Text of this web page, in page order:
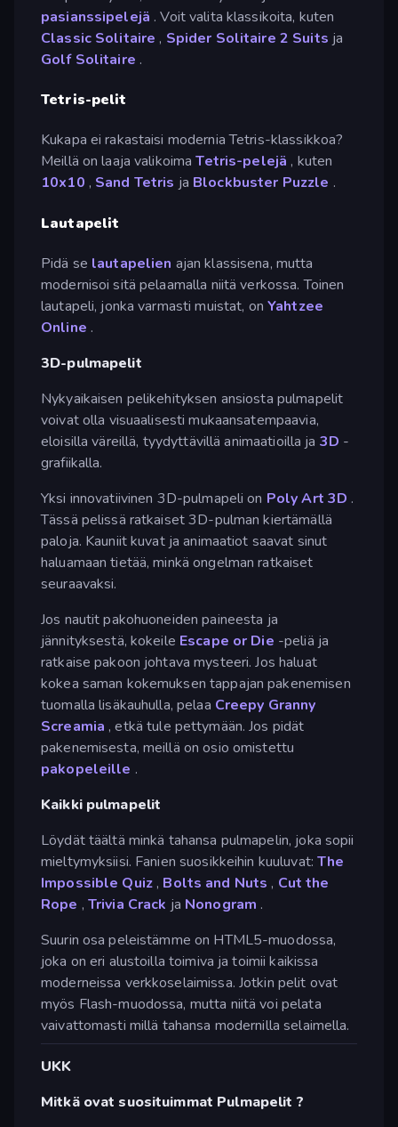
pasianssipelejä . Voit valita klassikoita, kuten
Classic Solitaire , Spider Solitaire 2 Suits ja
Golf Solitaire .
Tetris-pelit
Kukapa ei rakastaisi modernia Tetris-klassikkoa?
Meillä on laaja valikoimaTetris-pelejä , kuten
10x10 , Sand Tetris ja Blockbuster Puzzle .
Lautapelit
Pidä se lautapelien ajan klassisena, mutta
modernisoi sitä pelaamalla niitä verkossa. Toinen
lautapeli, jonka varmasti muistat, on Yahtzee
Online .
3D-pulmapelit
Nykyaikaisen pelikehityksen ansiosta pulmapelit
voivat olla visuaalisesti mukaansatempaavia,
eloisilla väreillä, tyydyttävillä animaatioilla ja 3D -
grafiikalla.
Yksi innovatiivinen 3D-pulmapeli on Poly Art 3D .
Tässä pelissä ratkaiset 3D-pulman kiertämällä
paloja. Kauniit kuvat ja animaatiot saavat sinut
haluamaan tietää, minkä ongelman ratkaiset
seuraavaksi.
Jos nautit pakohuoneiden paineesta ja
jännityksestä, kokeile Escape or Die -peliä ja
ratkaise pakoon johtava mysteeri. Jos haluat
kokea saman kokemuksen tappajan pakenemisen
tuomalla lisäkauhulla, pelaa Creepy Granny
Screamia , etkä tule pettymään. Jos pidät
pakenemisesta, meillä on osio omistettu
pakopeleille .
Kaikki pulmapelit
Löydät täältä minkä tahansa pulmapelin, joka sopii
mieltymyksiisi. Fanien suosikkeihin kuuluvat:The
Impossible Quiz, Bolts and Nuts , Cut the
Rope , Trivia Crack ja Nonogram .
Suurin osa peleistämme on HTML5-muodossa,
joka on eri alustoilla toimiva ja toimii kaikissa
moderneissa verkkoselaimissa. Jotkin pelit ovat
myös Flash-muodossa, mutta niitä voi pelata
vaivattomasti millä tahansa modernilla selaimella.
UKK
Mitkä ovat suosituimmat Pulmapelit ?